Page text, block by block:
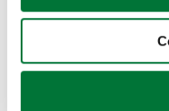
Recopilar
Identificar su
para buscar
Coches de km0